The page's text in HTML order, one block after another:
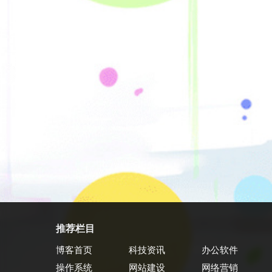
推荐栏目
博客首页 科技资讯
办公软件
操作系统
网站建设 网络营销